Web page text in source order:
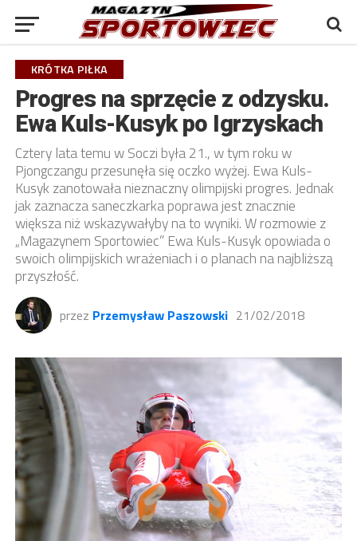
KRÓTKA PIŁKA
Progres na sprzęcie z odzysku.
Ewa Kuls-Kusyk po Igrzyskach
Cztery lata temu w Soczi była 21., w tym roku w
Pjongczangu przesunęła się oczko wyżej. Ewa Kuls-
Kusyk zanotowała nieznaczny olimpijski progres. Jednak
jak zaznacza saneczkarka poprawa jest znacznie
większa niż wskazywałyby na to wyniki. W rozmowie z
„Magazynem Sportowiec” Ewa Kuls-Kusyk opowiada o
swoich olimpijskich wrażeniach i o planach na najbliższą
przyszłość.
przez Przemysław Paszowski 21/02/2018